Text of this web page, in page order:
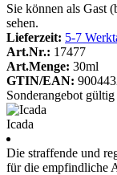
Sie können als Gast
sehen.
Lieferzeit: 5-7
Art.Nr.: 17477
Art.Menge: 30ml
GTIN/EAN:
Sonderangebot
Icada
Die straffende und
für die empfindliche